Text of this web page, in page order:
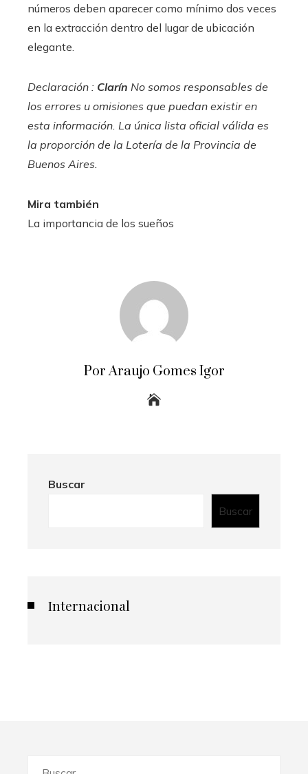
números deben aparecer como mínimo dos veces
en la extracción dentro del lugar de ubicación
elegante.
Declaración : Clarín No somos responsables de
los errores u omisiones que puedan existir en
esta información. La única lista oficial válida es
la proporción de la Lotería de la Provincia de
Buenos Aires.
Mira también
La importancia de los sueños
Por Araujo Gomes Igor
Buscar
Buscar
Internacional